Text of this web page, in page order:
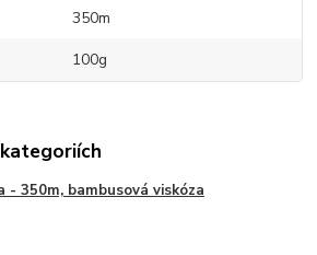
350m
100g
- 350m, bambusová viskóza